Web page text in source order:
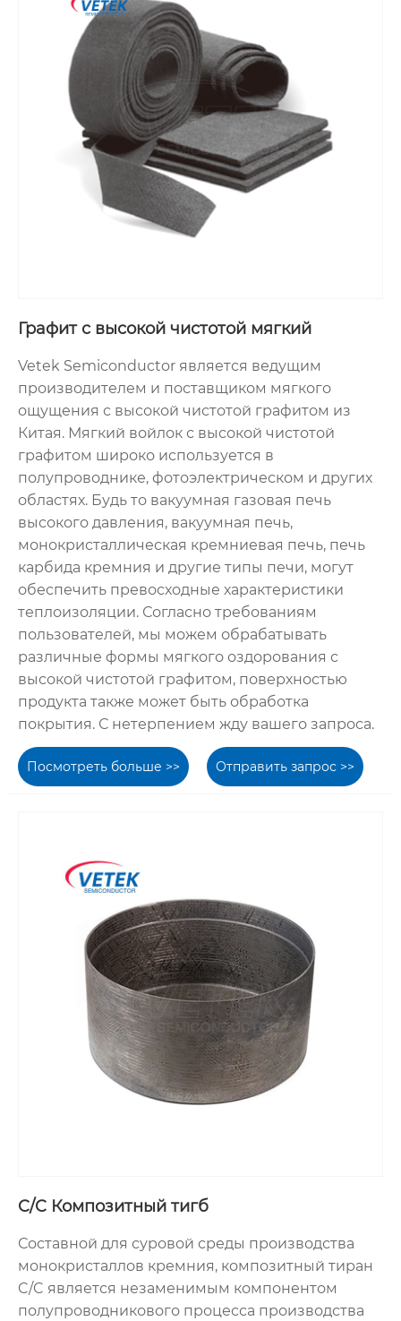
Графит с высокой чистотой мягкий
Vetek Semiconductor является ведущим
производителем и поставщиком мягкого
ощущения с высокой чистотой графитом из
Китая. Мягкий войлок с высокой чистотой
графитом широко используется в
полупроводнике, фотоэлектрическом и других
областях. Будь то вакуумная газовая печь
высокого давления, вакуумная печь,
монокристаллическая кремниевая печь, печь
карбида кремния и другие типы печи, могут
обеспечить превосходные характеристики
теплоизоляции. Согласно требованиям
пользователей, мы можем обрабатывать
различные формы мягкого оздорования с
высокой чистотой графитом, поверхностью
продукта также может быть обработка
покрытия. С нетерпением жду вашего запроса.
Посмотреть больше >> Отправить запрос >>
C/C Композитный тигб
Составной для суровой среды производства
монокристаллов кремния, композитный тиран
C/C является незаменимым компонентом
полупроводникового процесса производства